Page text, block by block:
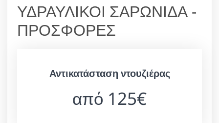
ΥΔΡΑΥΛΙΚΟΙ ΣΑΡΩΝΙΔΑ -
ΠΡΟΣΦΟΡΕΣ
Αντικατάσταση ντουζιέρας
από 125€